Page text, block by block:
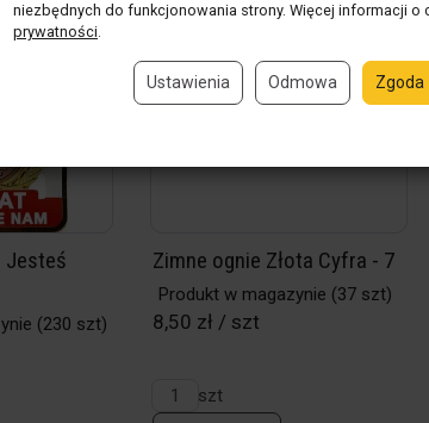
Jesteś
(230 szt)
Zimne ognie Złota Cyfra - 7
Produkt w magazynie (37 szt)
8,50 zł / szt
szt
niezbędnych do funkcjonowania strony. Więcej informacji o
prywatności.
Ustawienia Odmowa Zgoda